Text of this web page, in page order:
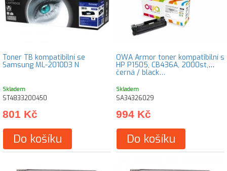
Toner TB kompatibilní se
Samsung ML-2010D3 N
Skladem
ST4833200450
801 Kč
Do košíku
OWA Armor toner kompatibilní s
HP P1505, CB436A, 2000st,
černá / black…
Skladem
SA34326029
994 Kč
Do košíku